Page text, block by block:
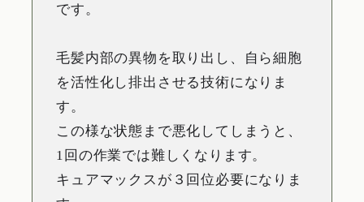
です。
毛髪内部の異物を取り出し、自ら細胞
を活性化し排出させる技術になりま
す。
この様な状態まで悪化してしまうと、
1回の作業では難しくなります。
キュアマックスが３回位必要になりま